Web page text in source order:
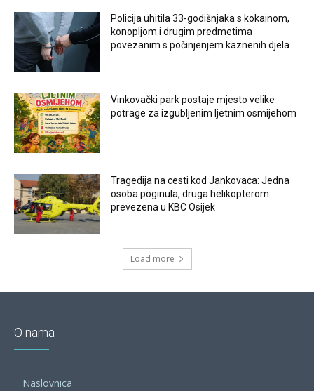
Policija uhitila 33-godišnjaka s kokainom,
konopljom i drugim predmetima
povezanim s počinjenjem kaznenih djela
Vinkovački park postaje mjesto velike
potrage za izgubljenim ljetnim osmijehom
Tragedija na cesti kod Jankovaca: Jedna
osoba poginula, druga helikopterom
prevezena u KBC Osijek
Load more
O nama
Naslovnica